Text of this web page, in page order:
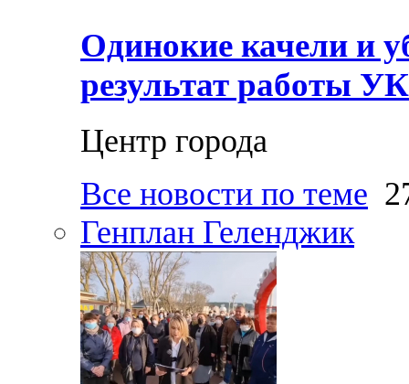
Одинокие качели и
результат работы
Центр города
Все новости по теме
Генплан Геленджик